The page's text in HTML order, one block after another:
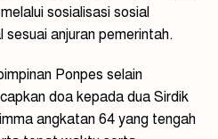
sosialisasi sosial
anjuran pemerintah.
Ponpes selain
doa kepada dua Sirdik
angkatan 64 yang tengah